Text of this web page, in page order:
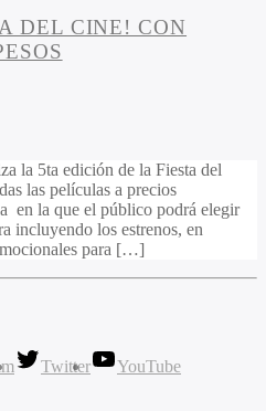
DEL CINE! CON
la 5ta edición de la Fiesta del
las películas a precios
en la que el público podrá elegir
incluyendo los estrenos, en
para […]
Twitter
YouTube